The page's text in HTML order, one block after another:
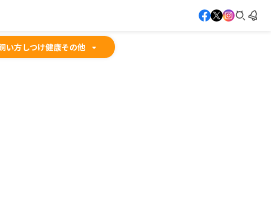
い方しつけ健康その他